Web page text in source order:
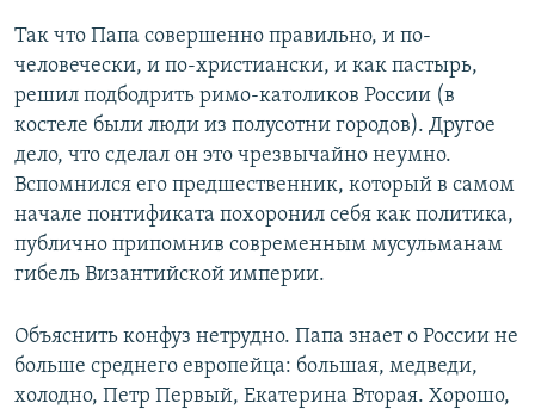
Так что Папа совершенно правильно, и по-
человечески, и по-христиански, и как пастырь,
решил подбодрить римо-католиков России (в
костеле были люди из полусотни городов). Другое
дело, что сделал он это чрезвычайно неумно.
Вспомнился его предшественник, который в самом
начале понтификата похоронил себя как политика,
публично припомнив современным мусульманам
гибель Византийской империи.
Объяснить конфуз нетрудно. Папа знает о России не
больше среднего европейца: большая, медведи,
холодно, Петр Первый, Екатерина Вторая. Хорошо,